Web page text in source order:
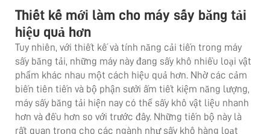
Thiết kế mới làm cho máy sấy băng tải
hiệu quả hơn
Tuy nhiên, với thiết kế và tính năng cải tiến trong máy
sấy băng tải, những máy này đang sấy khô nhiều loại vật
phẩm khác nhau một cách hiệu quả hơn. Nhờ các cảm
biến tiên tiến và bộ phận sưởi ấm tiết kiệm năng lượng,
máy sấy băng tải hiện nay có thể sấy khô vật liệu nhanh
hơn và đều hơn so với trước đây. Những tiến bộ này là
rất quan trọng cho các ngành như sấy khô hàng loạt